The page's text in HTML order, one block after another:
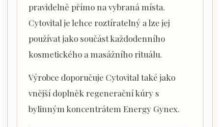
pravidelně přímo na vybraná místa.
Cytovital je lehce roztíratelný a lze jej
používat jako součást každodenního
kosmetického a masážního rituálu.
Výrobce doporučuje Cytovital také jako
vnější doplněk regenerační kúry s
bylinným koncentrátem Energy Gynex.